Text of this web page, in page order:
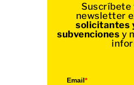
Suscríbete
newsletter
solicitantes
subvenciones y
Email*